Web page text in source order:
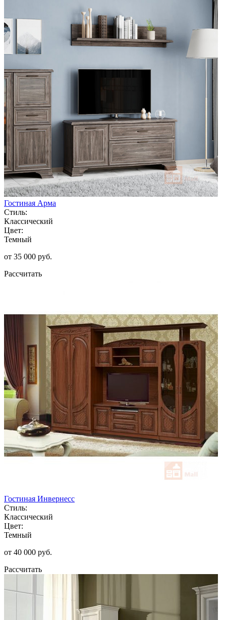
Гостиная Арма
Стиль:
Классический
Цвет:
Темный
от 35 000 руб.
Рассчитать
Гостиная Инвернесс
Стиль:
Классический
Цвет:
Темный
от 40 000 руб.
Рассчитать